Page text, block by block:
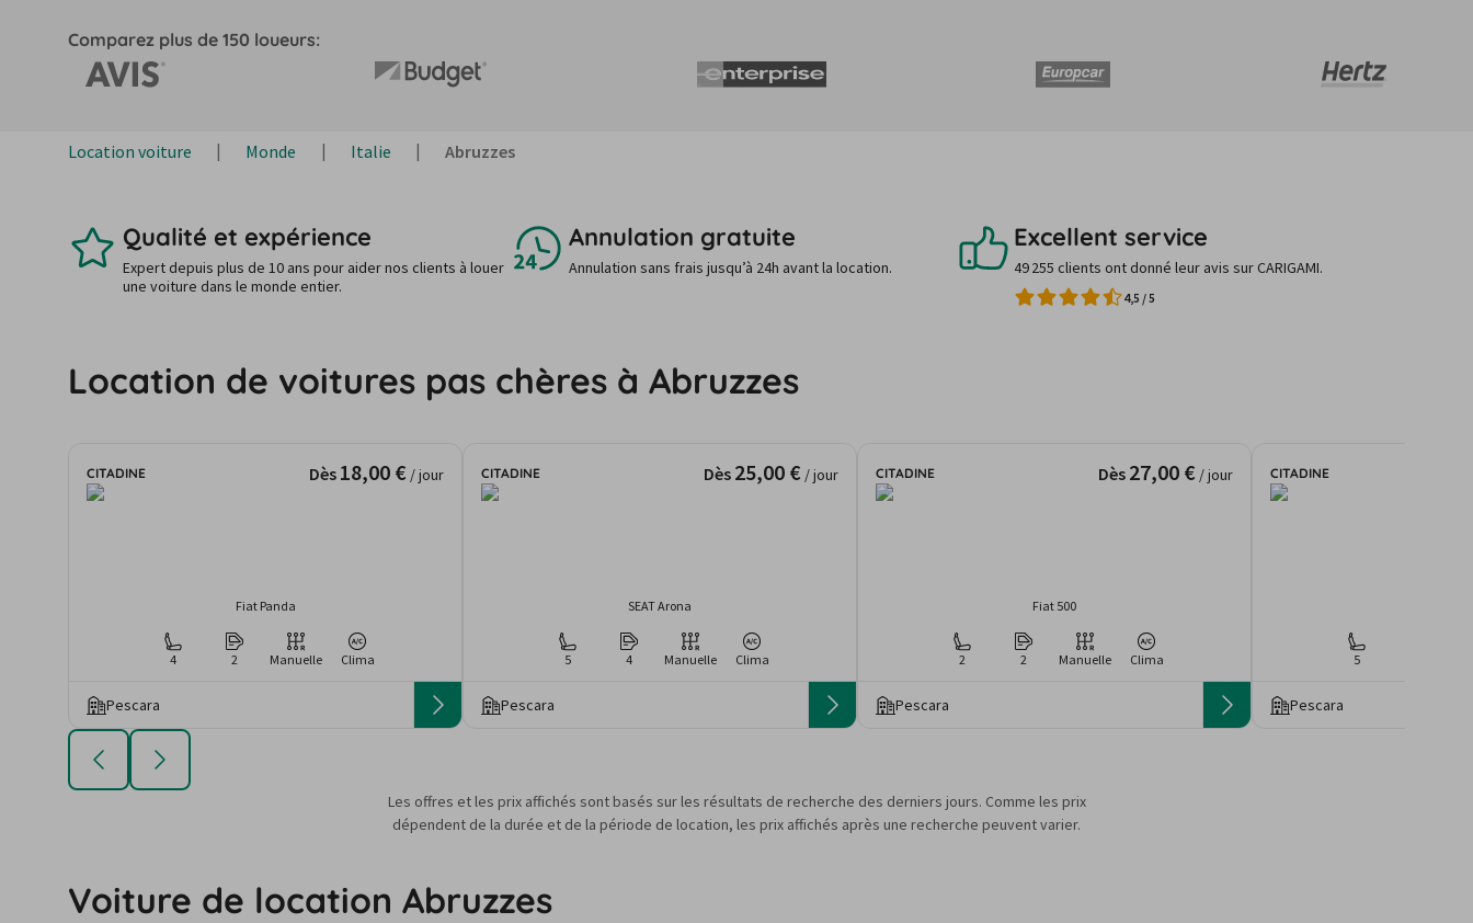
Comparez plus de 150 loueurs:
Location voiture Monde Italie Abruzzes
Qualité et expérience
Expert depuis plus de 10 ans pour aider nos clients à louer
une voiture dans le monde entier.
Annulation gratuite
Annulation sans frais jusqu’à 24h avant la location.
Excellent service
49 255 clients ont donné leur avis sur CARIGAMI.
4,5 /5
Location de voitures pas chères à Abruzzes
CITADINE Dès 18,00 € / jour
Fiat Panda
4 2 Manuelle Clima
Pescara
CITADINE Dès 25,00 € / jour
SEAT Arona
5 4 Manuelle Clima
Pescara
CITADINE Dès 27,00 € / jour
Fiat 500
2 2 Manuelle Clima
Pescara
CITADINE
5
Pescara
Les offres et les prix affichés sont basés sur les résultats de recherche des derniers jours. Comme les prix
dépendent de la durée et de la période de location, les prix affichés après une recherche peuvent varier.
Voiture de location Abruzzes